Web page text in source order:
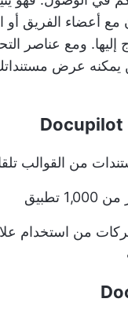
مع أعضاء الفريق أو
ومع عناصر
يمكنه عرض
من القوالب
تطبيق
من استخدام